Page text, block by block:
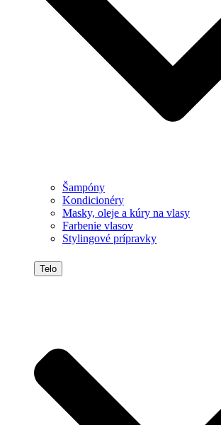
Šampóny
Kondicionéry
Masky, oleje a kúry na vlasy
Farbenie vlasov
Stylingové prípravky
Telo